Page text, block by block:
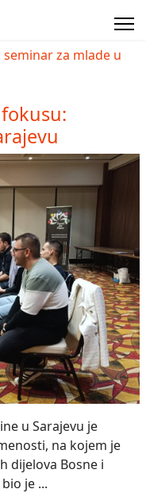
u Sarajevu je
na kojem je
dijelova Bosne i
je ...